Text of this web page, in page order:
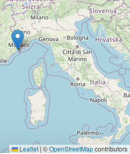
Leaflet | ©OpenStreetMapcontributors